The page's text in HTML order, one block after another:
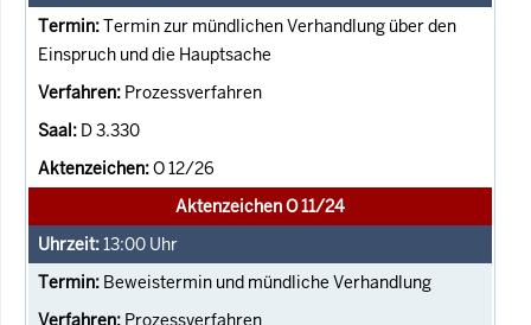
Termin zur mündlichen Verhandlung über den
Einspruch und die Hauptsache
Prozessverfahren
D 3.330
O 12/26
Aktenzeichen O 11/24
13:00 Uhr
Beweistermin und mündliche Verhandlung
Prozessverfahren